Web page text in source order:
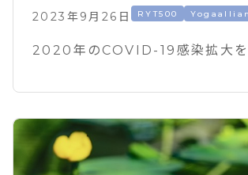
2023年9月26日 RYT500
2020年のCOVID-19感染拡大